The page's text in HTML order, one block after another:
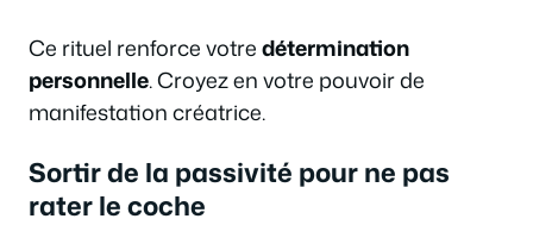
Ce rituel renforce votredétermination
personnelle. Croyez en votre pouvoir de
manifestation créatrice.
Sortir de la passivité pour ne pas
rater le coche